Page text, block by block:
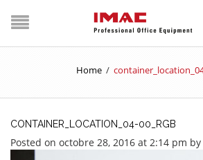
Home /
CONTAINER_LOCATION_04-00_RGB
Posted on octobre 28, 2016 at 2:14 pm by